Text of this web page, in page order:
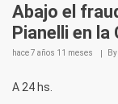
Abajo el
Pianelli en la
hace7 años 11 meses By
A 24 hs.